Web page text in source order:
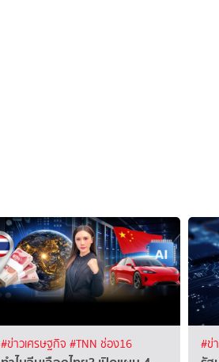
#ข่าวเศรษฐกิจ #TNN ช่อง16 #ข่